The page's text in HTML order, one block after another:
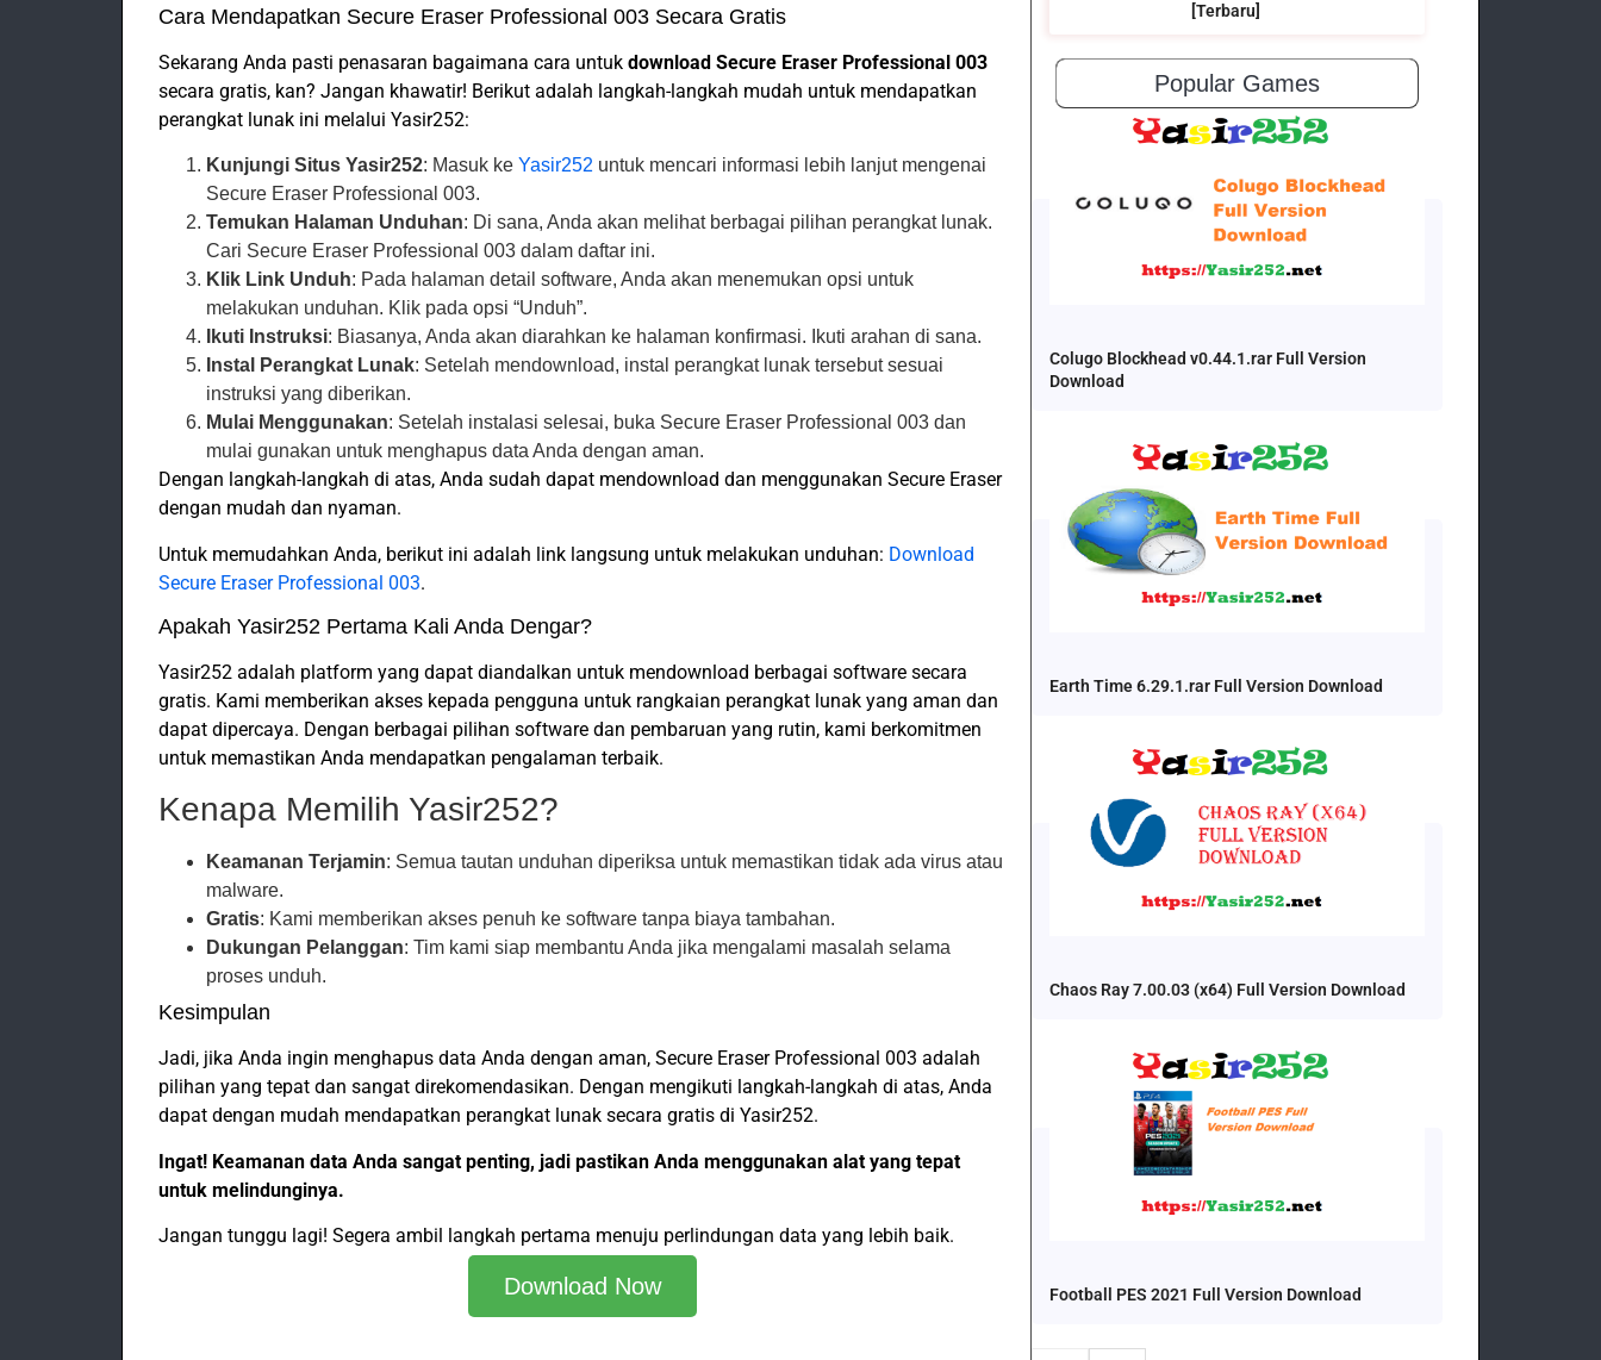
Cara Mendapatkan Secure Eraser Professional 003 Secara Gratis
Sekarang Anda pasti penasaran bagaimana cara untuk download Secure Eraser Professional 003
secara gratis, kan? Jangan khawatir! Berikut adalah langkah-langkah mudah untuk mendapatkan
perangkat lunak ini melalui Yasir252:
Kunjungi Situs Yasir252: Masuk ke Yasir252 untuk mencari informasi lebih lanjut mengenai
Secure Eraser Professional 003.
Temukan Halaman Unduhan: Di sana, Anda akan melihat berbagai pilihan perangkat lunak.
Cari Secure Eraser Professional 003 dalam daftar ini.
Klik Link Unduh: Pada halaman detail software, Anda akan menemukan opsi untuk
melakukan unduhan. Klik pada opsi “Unduh”.
Ikuti Instruksi: Biasanya, Anda akan diarahkan ke halaman konfirmasi. Ikuti arahan di sana.
Instal Perangkat Lunak: Setelah mendownload, instal perangkat lunak tersebut sesuai
instruksi yang diberikan.
Mulai Menggunakan: Setelah instalasi selesai, buka Secure Eraser Professional 003 dan
mulai gunakan untuk menghapus data Anda dengan aman.
Dengan langkah-langkah di atas, Anda sudah dapat mendownload dan menggunakan Secure Eraser
dengan mudah dan nyaman.
Untuk memudahkan Anda, berikut ini adalah link langsung untuk melakukan unduhan: Download
Secure Eraser Professional 003.
Apakah Yasir252 Pertama Kali Anda Dengar?
Yasir252 adalah platform yang dapat diandalkan untuk mendownload berbagai software secara
gratis. Kami memberikan akses kepada pengguna untuk rangkaian perangkat lunak yang aman dan
dapat dipercaya. Dengan berbagai pilihan software dan pembaruan yang rutin, kami berkomitmen
untuk memastikan Anda mendapatkan pengalaman terbaik.
Kenapa Memilih Yasir252?
Keamanan Terjamin: Semua tautan unduhan diperiksa untuk memastikan tidak ada virus atau
malware.
Gratis: Kami memberikan akses penuh ke software tanpa biaya tambahan.
Dukungan Pelanggan: Tim kami siap membantu Anda jika mengalami masalah selama
proses unduh.
Kesimpulan
Jadi, jika Anda ingin menghapus data Anda dengan aman, Secure Eraser Professional 003 adalah
pilihan yang tepat dan sangat direkomendasikan. Dengan mengikuti langkah-langkah di atas, Anda
dapat dengan mudah mendapatkan perangkat lunak secara gratis di Yasir252.
Ingat! Keamanan data Anda sangat penting, jadi pastikan Anda menggunakan alat yang tepat
untuk melindunginya.
Jangan tunggu lagi! Segera ambil langkah pertama menuju perlindungan data yang lebih baik.
Download Now
[Terbaru]
Popular Games
Colugo Blockhead v0.44.1.rar Full Version
Download
Earth Time 6.29.1.rar Full Version Download
Chaos Ray 7.00.03 (x64) Full Version Download
Football PES 2021 Full Version Download